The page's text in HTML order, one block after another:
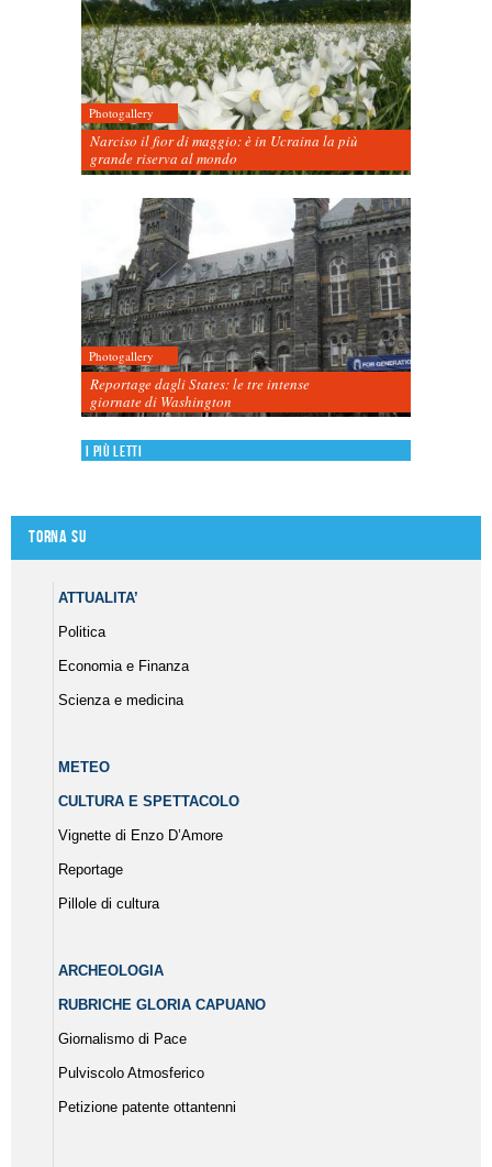
Photogallery
Narciso il fior di maggio: è in Ucraina la più
grande riserva al mondo
Photogallery
Reportage dagli States: le tre intense
giornate di Washington
I più letti
Torna su
ATTUALITA’
Politica
Economia e Finanza
Scienza e medicina
METEO
CULTURA E SPETTACOLO
Vignette di Enzo D’Amore
Reportage
Pillole di cultura
ARCHEOLOGIA
RUBRICHE GLORIA CAPUANO
Giornalismo di Pace
Pulviscolo Atmosferico
Petizione patente ottantenni